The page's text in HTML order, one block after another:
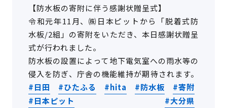
【防水板の寄附に伴う感謝状贈呈式】
令和元年11月、㈱日本ピットから「脱着式防
水板/2組」の寄附をいただき、本日感謝状贈呈
式が行われました。
防水板の設置によって地下電気室への雨水等の
侵入を防ぎ、庁舎の機能維持が期待されます。
#日田
#ひたふる #hita #防水板
#寄附
#日本ピット
#大分県